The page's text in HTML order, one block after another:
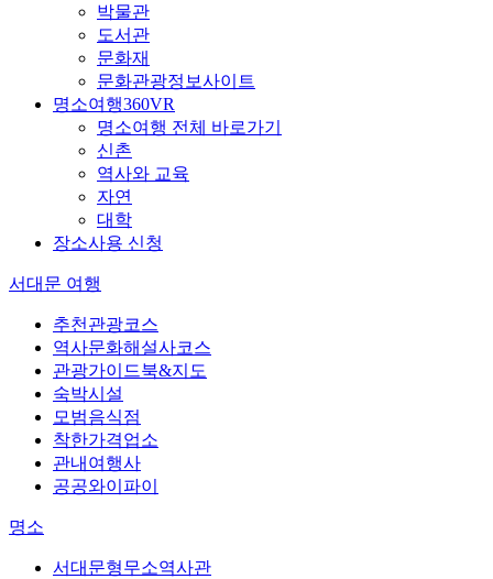
박물관
도서관
문화재
문화관광정보사이트
명소여행360VR
명소여행 전체 바로가기
신촌
역사와 교육
자연
대학
장소사용 신청
서대문 여행
추천관광코스
역사문화해설사코스
관광가이드북&지도
숙박시설
모범음식점
착한가격업소
관내여행사
공공와이파이
명소
서대문형무소역사관